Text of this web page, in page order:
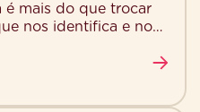
é mais do que trocar
nos identifica e nos